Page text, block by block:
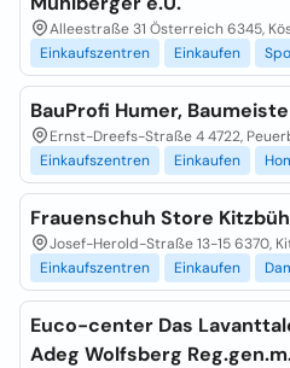
Alleestraße 31 Österreich 6345,
Einkaufszentren
Einkaufen
BauProfi Humer,
Ernst-Dreefs-Straße 4 4722,
Einkaufszentren
Einkaufen
Frauenschuh Store
Josef-Herold-Straße 13-15 6370,
Einkaufszentren
Einkaufen
Euco-center Das
Adeg Wolfsberg